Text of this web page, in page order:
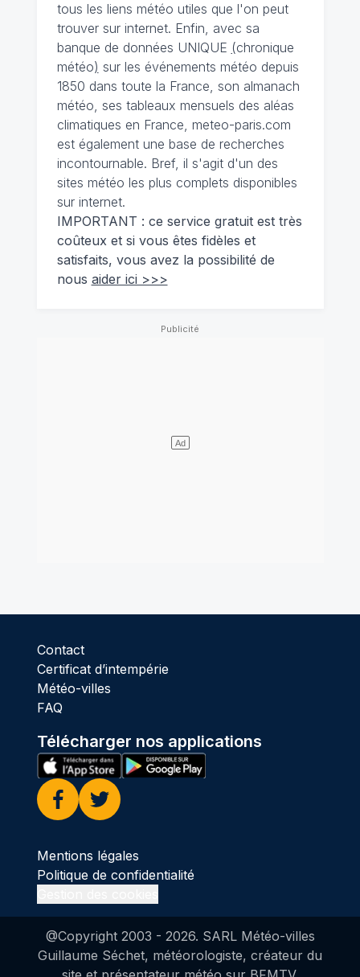
tous les liens météo utiles que l'on peut
trouver sur internet. Enfin, avec sa
banque de données UNIQUE (chronique
météo) sur les événements météo depuis
1850 dans toute la France, son almanach
météo, ses tableaux mensuels des aléas
climatiques en France, meteo-paris.com
est également une base de recherches
incontournable. Bref, il s'agit d'un des
sites météo les plus complets disponibles
sur internet.
IMPORTANT : ce service gratuit est très
coûteux et si vous êtes fidèles et
satisfaits, vous avez la possibilité de
nous aider ici >>>
Contact
Certificat d’intempérie
Météo-villes
FAQ
Télécharger nos applications
Facebook
Twitter
Mentions légales
Politique de confidentialité
@Copyright 2003 - 2026. SARL Météo-villes
Guillaume Séchet, météorologiste, créateur du